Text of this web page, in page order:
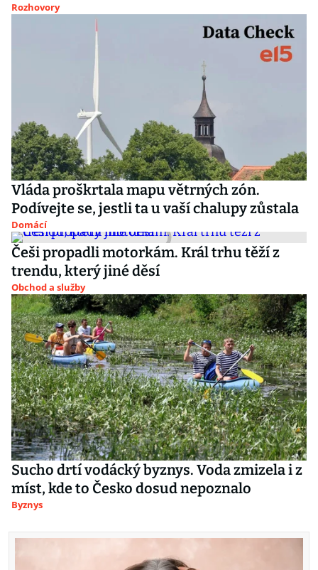
Rozhovory
Vláda proškrtala mapu větrných zón.
Podívejte se, jestli ta u vaší chalupy zůstala
Domácí
Češi propadli motorkám. Král trhu těží z
trendu, který jiné děsí
Obchod a služby
Sucho drtí vodácký byznys. Voda zmizela i z
míst, kde to Česko dosud nepoznalo
Byznys